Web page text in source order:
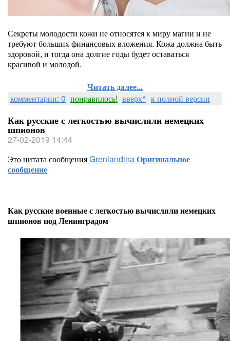
Секреты молодости кожи не относятся к миру магии и не
требуют больших финансовых вложения. Кожа должна быть
здоровой, и тогда она долгие годы будет оставаться
красивой и молодой.
Читать далее...
комментарии: 0 понравилось! вверх^ к полной версии
Как русские с легкостью вычисляли немецких
шпионов
27-02-2019 14:44
Это цитата сообщенияGrenlandinaОригинальное
сообщение
Как русские военные с легкостью вычисляли немецких
шпионов под Ленинградом